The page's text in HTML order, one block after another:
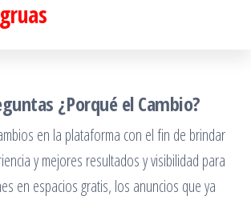
¿Porqué el Cambio?
en la plataforma con el fin de brindar
y mejores resultados y visibilidad para
en espacios gratis, los anuncios que ya